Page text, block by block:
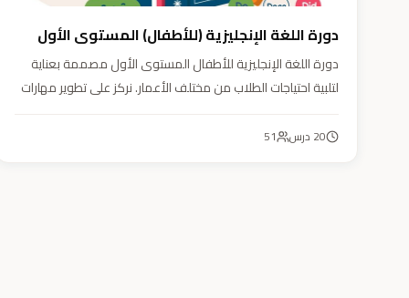
دورة اللغة الإنجليزية (للأطفال) المستوى الأول
دورة اللغة الإنجليزية للأطفال المستوى الأول مصممة بعناية
لتلبية احتياجات الطلاب من مختلف الأعمار. نركز على تطوير مهارات
أنشطة تفاعلية وأسلوب تعليمي ممتع وفعّال.
20 درس 51